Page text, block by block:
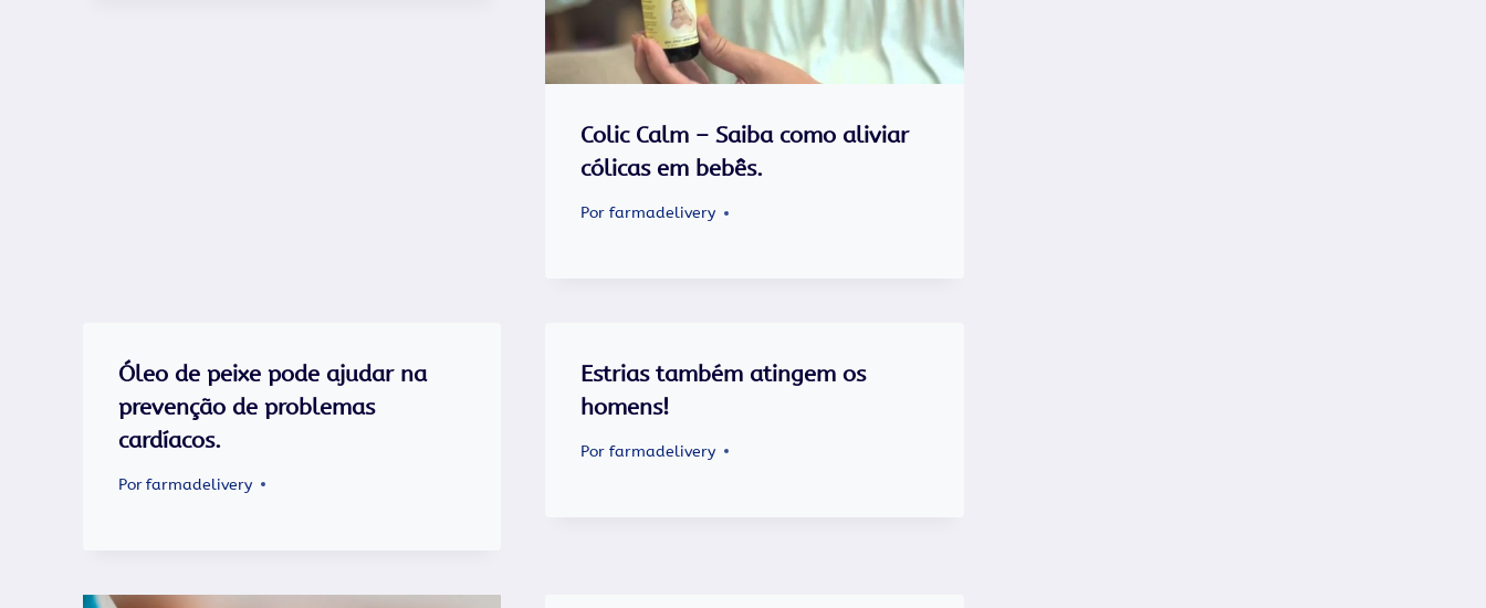
Colic Calm – Saiba como aliviar
cólicas em bebês.
Por farmadelivery
Óleo de peixe pode ajudar na
prevenção de problemas
cardíacos.
Porfarmadelivery
Estrias também atingem os
homens!
Por farmadelivery